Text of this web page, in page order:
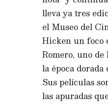
lleva ya tres
el Museo del
Hicken un foco
Romero, uno
la época
Sus películas
las apuradas